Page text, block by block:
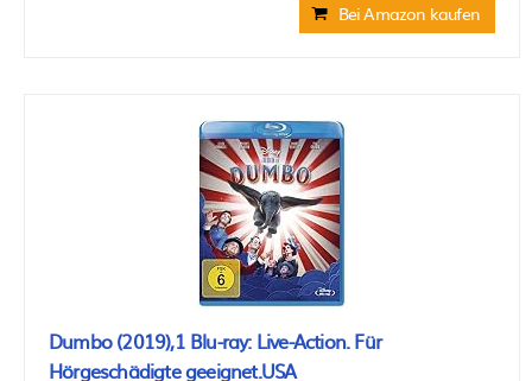
Bei Amazon kaufen
Dumbo (2019),1 Blu-ray: Live-Action. Für
Hörgeschädigte geeignet.USA